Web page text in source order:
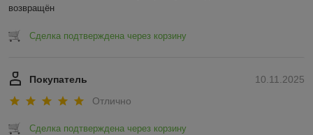
возвращён
Сделка подтверждена через корзину
10.11.2025
Покупатель
Отлично
Сделка подтверждена через корзину